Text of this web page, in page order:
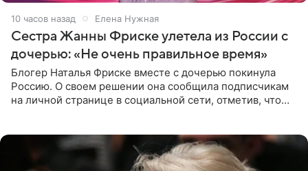
10 часов назад Елена Нужная
Сестра Жанны Фриске улетела из России с
дочерью: «Не очень правильное время»
Блогер Наталья Фриске вместе с дочерью покинула
Россию. О своем решении она сообщила подписчикам
на личной странице в социальной сети, отметив, что